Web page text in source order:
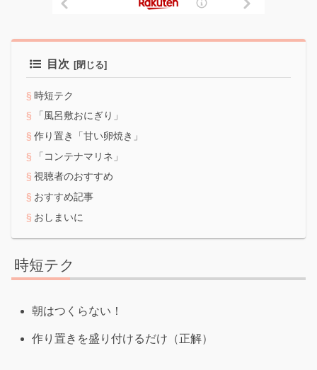
目次
時短テク
「風呂敷おにぎり」
作り置き「甘い卵焼き」
「コンテナマリネ」
視聴者のおすすめ
おすすめ記事
おしまいに
時短テク
朝はつくらない！
作り置きを盛り付けるだけ（正解）